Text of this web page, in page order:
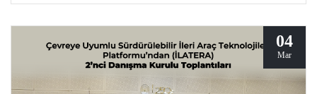
04
Mar